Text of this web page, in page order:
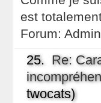
est
Forum:
25. Re:
twocats)